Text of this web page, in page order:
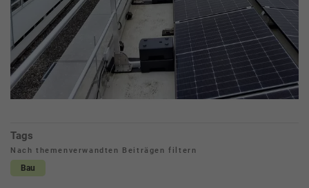
Tags
Nach themenverwandten Beiträgen filtern
Bau